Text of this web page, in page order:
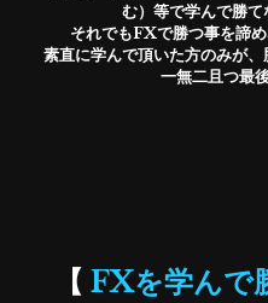
む）等で学んで勝て
それでもFXで勝つ事を諦
素直に学んで頂いた方のみが
一無二且つ最
【 FXを学んで